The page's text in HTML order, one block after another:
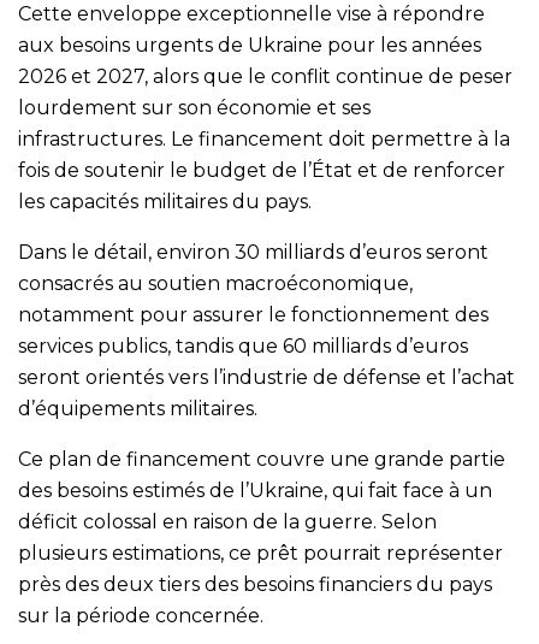
Cette enveloppe exceptionnelle vise à répondre
aux besoins urgents de Ukraine pour les années
2026 et 2027, alors que le conflit continue de peser
lourdement sur son économie et ses
infrastructures. Le financement doit permettre à la
fois de soutenir le budget de l’État et de renforcer
les capacités militaires du pays.
Dans le détail, environ 30 milliards d’euros seront
consacrés au soutien macroéconomique,
notamment pour assurer le fonctionnement des
services publics, tandis que 60 milliards d’euros
seront orientés vers l’industrie de défense et l’achat
d’équipements militaires.
Ce plan de financement couvre une grande partie
des besoins estimés de l’Ukraine, qui fait face à un
déficit colossal en raison de la guerre. Selon
plusieurs estimations, ce prêt pourrait représenter
près des deux tiers des besoins financiers du pays
sur la période concernée.